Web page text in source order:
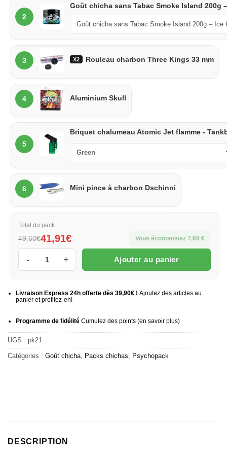
2
Goût
chicha
Goût chicha sans Tabac Smoke Island 200g
3
Charbon
X2 Rouleau charbon Three Kings 33 mm
4
Aluminium
Aluminium Skull
5
Briquet
chalumeau
Briquet chalumeau Atomic Jet flamme -
6
Pince
Mini pince à charbon Dschinni
Total du pack
49,60€41,91€ Vous économisez 7,69 €
quantité de Psychopack chicha H2 mini start
Ajouter au panier
Livraison Express 24h offerte dès 39,90€ ! Ajoutez des articles au
panier et profitez-en!
Programme de fidélitéCumulez des points (en savoir plus)
UGS : pk21
Catégories : Goût chicha, Packs chichas, Psychopack
DESCRIPTION